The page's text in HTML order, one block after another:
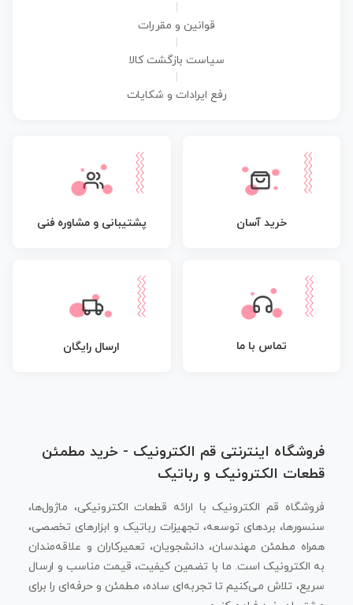
قوانین و مقررات
سیاست بازگشت کالا
رفع ایرادات و شکایات
خرید آسان پشتیبانی و مشاوره فنی
تماس با ما ارسال رایگان
فروشگاه اینترنتی قم الکترونیک - خرید مطمئن
قطعات الکترونیک و رباتیک
فروشگاه قم الکترونیک با ارائه قطعات الکترونیکی، ماژول‌ها،
سنسورها، بردهای توسعه، تجهیزات رباتیک و ابزارهای تخصصی،
همراه مطمئن مهندسان، دانشجویان، تعمیرکاران و علاقه‌مندان
به الکترونیک است. ما با تضمین کیفیت، قیمت مناسب و ارسال
سریع، تلاش می‌کنیم تا تجربه‌ای ساده، مطمئن و حرفه‌ای را برای